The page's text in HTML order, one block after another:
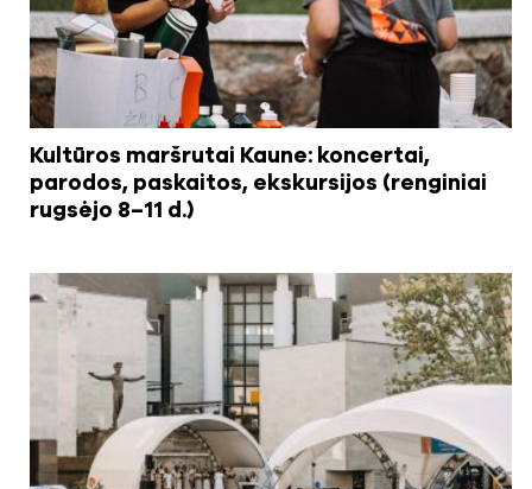
Kultūros maršrutai Kaune: koncertai,
parodos, paskaitos, ekskursijos (renginiai
rugsėjo 8–11 d.)